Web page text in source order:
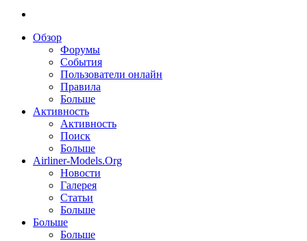
Обзор
Форумы
События
Пользователи онлайн
Правила
Больше
Активность
Активность
Поиск
Больше
Airliner-Models.Org
Новости
Галерея
Статьи
Больше
Больше
Больше